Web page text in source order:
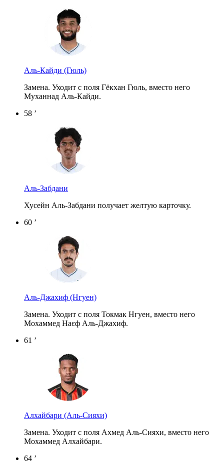
Аль-Кайди (Гюль)
Замена. Уходит с поля Гёкхан Гюль, вместо него
Муханнад Аль-Кайди.
58 ’
Аль-Забдани
Хусейн Аль-Забдани получает желтую карточку.
60 ’
Аль-Джахиф (Нгуен)
Замена. Уходит с поля Токмак Нгуен, вместо него
Мохаммед Наєф Аль-Джахиф.
61 ’
Алхайбари (Аль-Сияхи)
Замена. Уходит с поля Ахмед Аль-Сияхи, вместо него
Мохаммед Алхайбари.
64 ’